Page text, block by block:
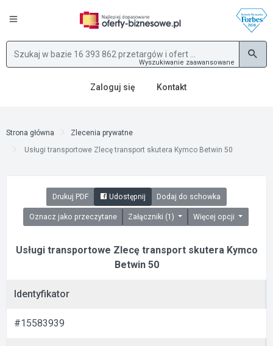
Wyszukiwanie zaawansowane
Zaloguj się Kontakt
Strona główna
Zlecenia prywatne
Usługi transportowe Zlecę transport skutera Kymco Betwin 50
Drukuj PDF Udostępnij Dodaj do schowka
Oznacz jako przeczytane Załączniki (1) Więcej opcji
Usługi transportowe Zlecę transport skutera Kymco
Betwin 50
Identyfikator
#15583939